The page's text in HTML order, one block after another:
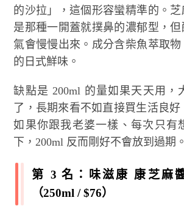
的沙拉」，這個形容蠻精準的。
是那種一開蓋就撲鼻的濃郁型，
氣會慢慢出來。成分含柴魚萃取
的日式鮮味。
缺點是 200ml 的量如果天天用，
了，長期來看不如直接買生活良好
如果你跟我老婆一樣、每次只有
下，200ml 反而剛好不會放到過期。
第 3 名：味滋康 康芝麻
（250ml / $76）